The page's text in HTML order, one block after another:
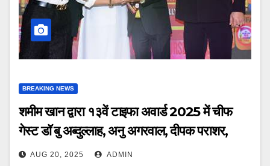
BREAKING NEWS
शमीम खान द्वारा १३वें टाइफा अवार्ड 2025 में चीफ
गेस्ट डॉ बु अब्दुल्लाह, अनु अगरवाल, दीपक पराशर,
एजाज खान, अमन वर्मा सम्मानित
AUG 20, 2025 ADMIN